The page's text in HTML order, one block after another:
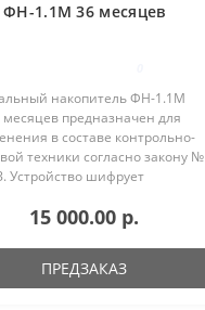
ФН-1.1М 36 месяцев
накопитель ФН-1.1М
месяцев предназначен для
в составе контрольно-
техники согласно закону №
Устройство шифрует
их передачу в
органы через оператора
да..
15 000.00 р.
ПРЕДЗАКАЗ